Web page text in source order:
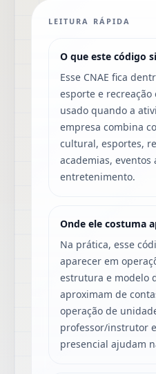
LEITURA RÁPIDA
O que este código
Esse CNAE fica
esporte e
usado quando a
empresa combina
cultural, esportes,
academias, eventos
entretenimento.
Onde ele costuma
Na prática, esse
aparecer em
estrutura e modelo
aproximam de
operação de
professor/instrutor
presencial ajudam